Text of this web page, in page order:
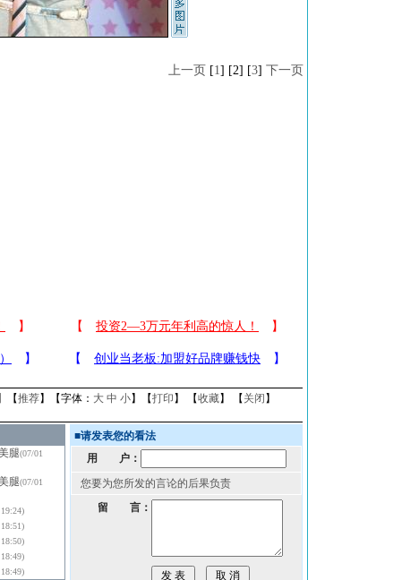
上一页 [1] [2] [3] 下一页
【推荐】【字体： 大 中 小】【打印 】 【收藏】 【 关闭 】
腿(07/01
腿(07/01
■请发表您的看法
用 户：
您要为您所发的言论的后果负责
留 言：